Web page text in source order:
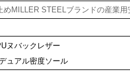
めMILLER STEELブランドの産業用
ヌバックレザー
ュアル密度ソール